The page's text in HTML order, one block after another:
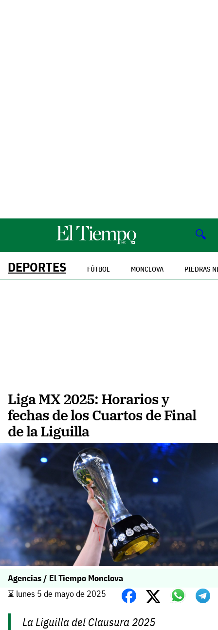
🔍
DEPORTES FÚTBOL MONCLOVA PIEDRAS
Liga MX 2025: Horarios y
fechas de los Cuartos de Final
de la Liguilla
Agencias / El Tiempo Monclova
⌛️ lunes 5 de mayo de 2025
La Liguilla del Clausura 2025